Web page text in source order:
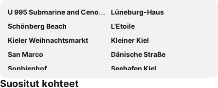
Holiday Inn - the niu, Welly Kiel
Hotel am Kieler Schloss by Première Classe
B&B Hotel Kiel-City
Aparthotel Adagio access Kiel
Garner Hotel Kiel - Akademie By Ihg
Comfort Hotel tom Kyle
Atlantic Hotel Kiel
B&B Hotel Kiel-Wissenschaftspark
Hotel Consul
B&B HOTEL Kiel-Holstenbrücke
Hotel Kieler Förde
U 995 Submarine and Cenotaph
Lüneburg-Haus
Schönberg Beach
L'Etoile
Kieler Weihnachtsmarkt
Kleiner Kiel
San Marco
Dänische Straße
Sophienhof
Seehafen Kiel
Kiel Hauptbahnhof
Suositut kohteet